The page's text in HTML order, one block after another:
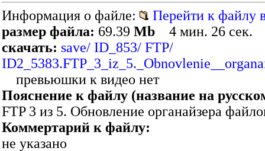
Информация о файле:
Перейти к файлу
размер файла: 69.39 Mb 4 мин. 26 сек.
скачать: save/ ID_853/ FTP/
превьюшки к видео нет
Пояснение к файлу (название на
FTP 3 из 5. Обновление органайзера
Коммертарий к файлу:
не указано